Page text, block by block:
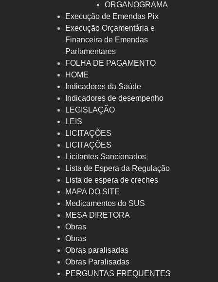
ORGANOGRAMA
Execução de Emendas Pix
Execução Orçamentária e
Financeira de Emendas
Parlamentares
FOLHA DE PAGAMENTO
HOME
Indicadores da Saúde
Indicadores de desempenho
LEGISLAÇÃO
LEIS
LICITAÇÕES
LICITAÇÕES
Licitantes Sancionados
Lista de Espera da Regulação
Lista de espera de creches
MAPA DO SITE
Medicamentos do SUS
MESA DIRETORA
Obras
Obras
Obras paralisadas
Obras Paralisadas
PERGUNTAS FREQUENTES